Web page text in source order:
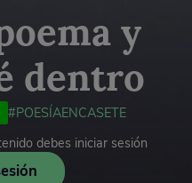
y
dentro
#POESÍAENCASETE
debes iniciar sesión